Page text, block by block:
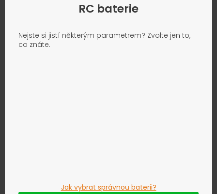
RC baterie
Nejste si jistí některým parametrem? Zvolte jen to,
co znáte.
Jak vybrat správnou baterii?